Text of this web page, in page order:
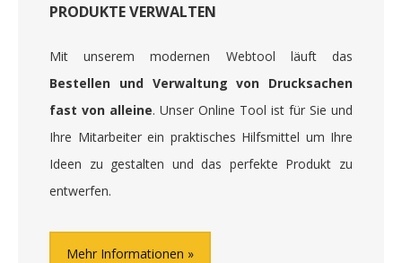
PRODUKTE VERWALTEN
Mit unserem modernen Webtool läuft das
Bestellen und Verwaltung von Drucksachen
fast von alleine. Unser Online Tool ist für Sie und
Ihre Mitarbeiter ein praktisches Hilfsmittel um Ihre
Ideen zu gestalten und das perfekte Produkt zu
entwerfen.
Mehr Informationen